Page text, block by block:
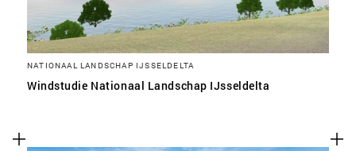
NATIONAAL LANDSCHAP IJSSELDELTA
Windstudie Nationaal Landschap IJsseldelta